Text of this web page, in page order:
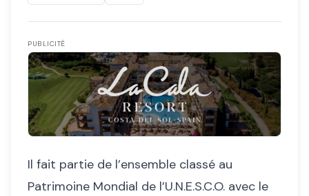
PUBLICITÉ
Il fait partie de l’ensemble classé au
Patrimoine Mondial de l’U.N.E.S.C.O. avec le